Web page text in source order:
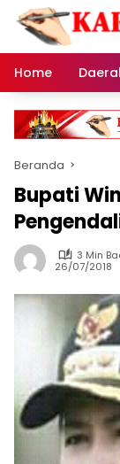
Langsung
konten
Home
Beranda
Bupati
3 Min
26/07/2018